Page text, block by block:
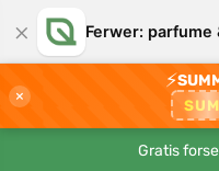
× Ferwer: parfume
×
⚡
Gratis